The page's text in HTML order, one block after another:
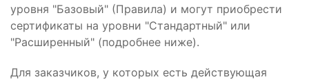
уровня "Базовый" (Правила) и могут приобрести
сертификаты на уровни "Стандартный" или
"Расширенный" (подробнее ниже).
Для заказчиков, у которых есть действующая